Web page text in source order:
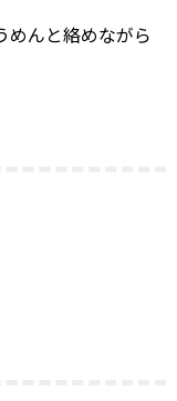
めんと絡めながら